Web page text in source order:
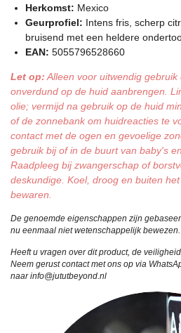
Herkomst: Mexico
Geurprofiel: Intens fris, scherp
bruisend met een heldere
EAN: 5055796528660
Let op: Alleen voor uitwendig
onverdund op de huid aanbrengen.
olie; vermijd na gebruik op de huid
of de zonnebank om huidreacties te
contact met de ogen en gevoelige
gebruik bij of in de buurt van baby's
Raadpleeg bij zwangerschap of
deskundige. Koel, droog en buiten
bewaren.
De genoemde eigenschappen zijn
nu eenmaal niet wetenschappelijk bewezen.
Heeft u vragen over dit product, de
Neem gerust contact met ons op via
naar info@jututbeyond.nl